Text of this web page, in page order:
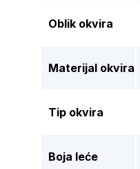
Oblik okvira
Materijal okvira
Tip okvira
Boja leće